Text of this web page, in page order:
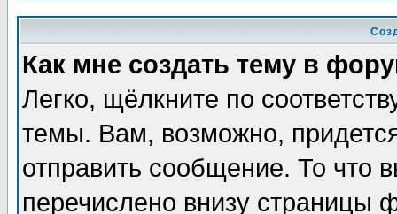
Как мне создать тему в
Легко, щёлкните по
темы. Вам, возможно,
отправить сообщение. То что
перечислено внизу страницы